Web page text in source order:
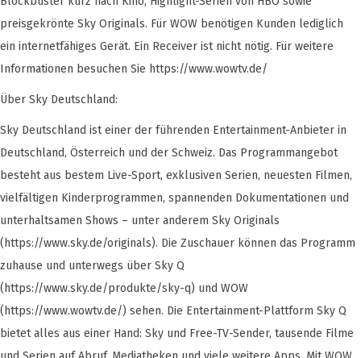
preisgekrönte Sky Originals. Für WOW benötigen Kunden lediglich
ein internetfähiges Gerät. Ein Receiver ist nicht nötig. Für weitere
Informationen besuchen Sie https://www.wowtv.de/
Über Sky Deutschland:
Sky Deutschland ist einer der führenden Entertainment-Anbieter in
Deutschland, Österreich und der Schweiz. Das Programmangebot
besteht aus bestem Live-Sport, exklusiven Serien, neuesten Filmen,
vielfältigen Kinderprogrammen, spannenden Dokumentationen und
unterhaltsamen Shows – unter anderem Sky Originals
(https://www.sky.de/originals). Die Zuschauer können das Programm
zuhause und unterwegs über Sky Q
(https://www.sky.de/produkte/sky-q) und WOW
(https://www.wowtv.de/) sehen. Die Entertainment-Plattform Sky Q
bietet alles aus einer Hand: Sky und Free-TV-Sender, tausende Filme